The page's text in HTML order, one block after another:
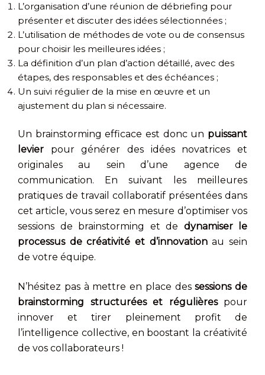
L’organisation d’une réunion de débriefing pour
présenter et discuter des idées sélectionnées ;
L’utilisation de méthodes de vote ou de consensus
pour choisir les meilleures idées ;
La définition d’un plan d’action détaillé, avec des
étapes, des responsables et des échéances ;
Un suivi régulier de la mise en œuvre et un
ajustement du plan si nécessaire.
Un brainstorming efficace est donc un puissant
levier pour générer des idées novatrices et
originales au sein d’une agence de
communication. En suivant les meilleures
pratiques de travail collaboratif présentées dans
cet article, vous serez en mesure d’optimiser vos
sessions de brainstorming et de dynamiser le
processus de créativité et d’innovationau sein
de votre équipe.
N’hésitez pas à mettre en place dessessions de
brainstorming structurées et régulièrespour
innover et tirer pleinement profit de
l’intelligence collective, en boostant la créativité
de vos collaborateurs !